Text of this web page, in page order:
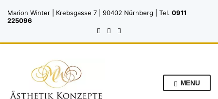
Marion Winter | Krebsgasse 7 | 90402 Nürnberg | Tel. 0911
225096
MENU